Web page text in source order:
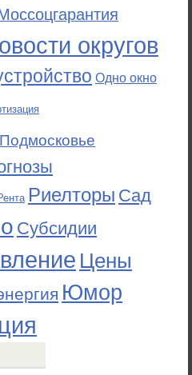
округов
Одно окно
Подмосковье
Риелторы Сад
Субсидии
Цены
Юмор